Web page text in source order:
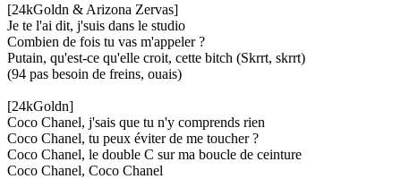
[24kGoldn & Arizona Zervas]
Je te l'ai dit, j'suis dans le studio
Combien de fois tu vas m'appeler ?
Putain, qu'est-ce qu'elle croit, cette bitch (Skrrt, skrrt)
(94 pas besoin de freins, ouais)
[24kGoldn]
Coco Chanel, j'sais que tu n'y comprends rien
Coco Chanel, tu peux éviter de me toucher ?
Coco Chanel, le double C sur ma boucle de ceinture
Coco Chanel, Coco Chanel